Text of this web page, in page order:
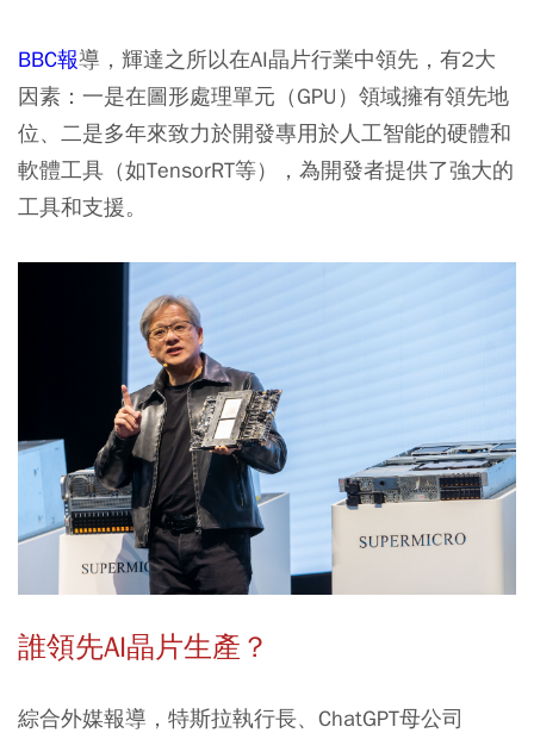
BBC報導，輝達之所以在AI晶片行業中領先，有2大
因素：一是在圖形處理單元（GPU）領域擁有領先地
位、二是多年來致力於開發專用於人工智能的硬體和
軟體工具（如TensorRT等），為開發者提供了強大的
工具和支援。
誰領先AI晶片生產？
綜合外媒報導，特斯拉執行長、ChatGPT母公司